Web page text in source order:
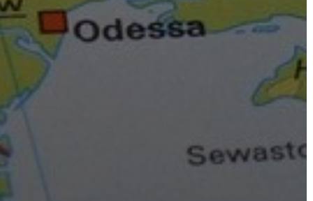
A
KÉPVISELŐ-
TESTÜLET
A
VÁROSRENDÉSZET